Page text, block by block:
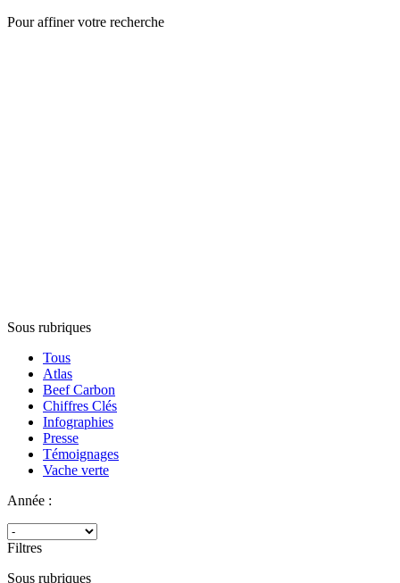
Pour affiner votre recherche
Sous rubriques
Tous
Atlas
Beef Carbon
Chiffres Clés
Infographies
Presse
Témoignages
Vache verte
Année :
Filtres
Sous rubriques